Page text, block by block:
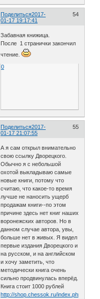
Поделиться 54
2017-
01-17 19:17:41
Забавная книжица.
После 1 странички закончил
чтение.
0
Поделиться 55
2017-
01-17 21:07:55
А я сам открыл внимательно
свою ссылку Дворецкого.
Обычно я с небольшой
охотой выкладываю самые
новые книги, потому что
считаю, что какое-то время
лучше не наносить ущерб
продажам книги--по этом
причине здесь нет книг наших
воронежских авторов. Но в
данном случае автора, увы,
больше нет в живых. Я видел
первые издания Дворецкого и
на русском, и на английском
и хочу заметить, что
методически книга очень
сильно продвинулась вперёд.
Книга стоит 1000 рублей
http://shop.chessok.ru/index.php?